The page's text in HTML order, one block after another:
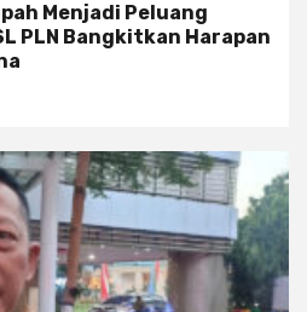
Menjadi Peluang
PLN Bangkitkan Harapan